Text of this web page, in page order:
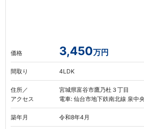
価格 3,450万円
間取り 4LDK
住所／
アクセス
宮城県富谷市鷹乃杜３丁目
電車: 仙台市地下鉄南北線 泉中
築年月 令和8年4月